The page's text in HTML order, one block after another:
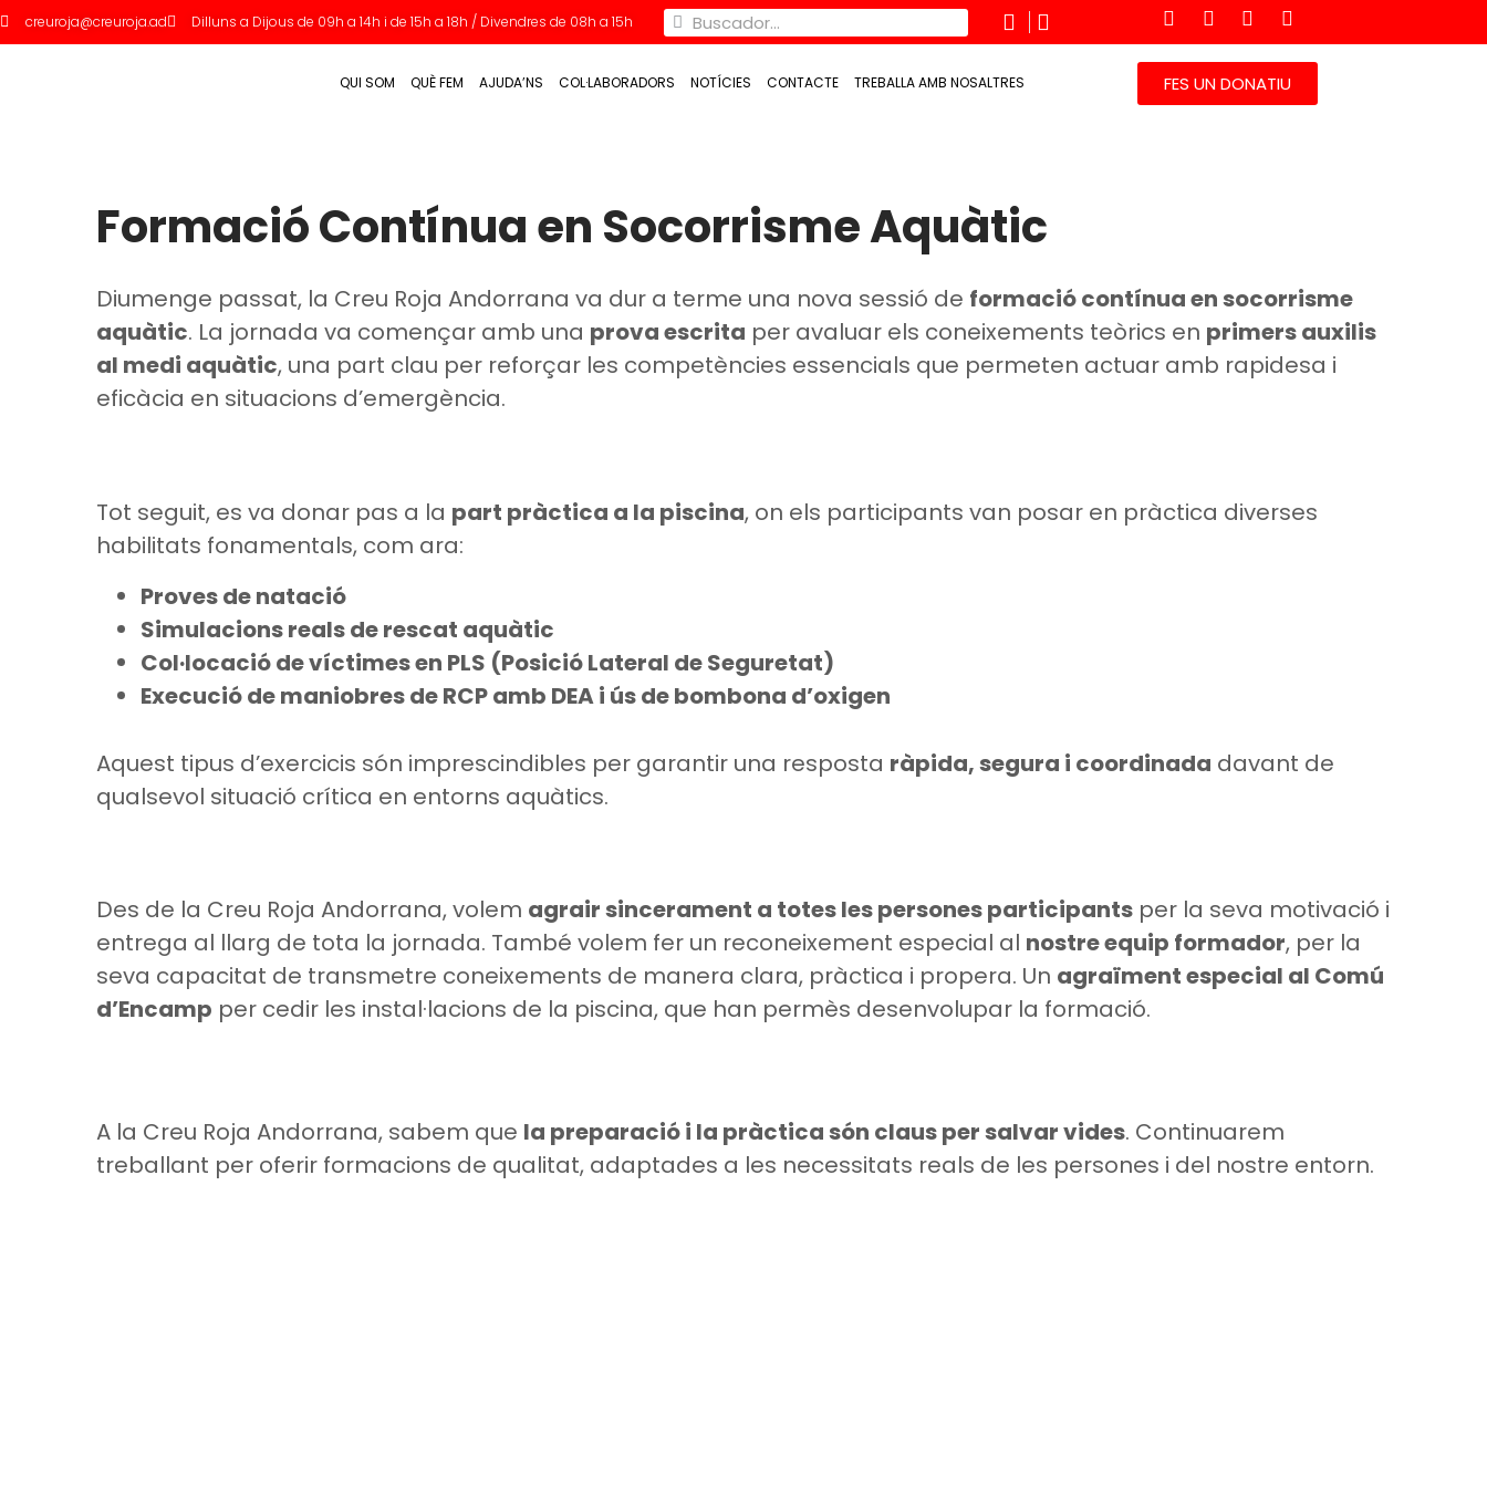
creuroja@creuroja.ad Dilluns a Dijous de 09h a 14h i de 15h a 18h / Divendres de 08h a 15h
QUI SOM QUÈ FEM AJUDA’NS COL·LABORADORS NOTÍCIES CONTACTE TREBALLA AMB NOSALTRES FES UN DONATIU
Formació Contínua en Socorrisme Aquàtic
Diumenge passat, la Creu Roja Andorrana va dur a terme una nova sessió de formació contínua en socorrisme
aquàtic. La jornada va començar amb una prova escrita per avaluar els coneixements teòrics en primers auxilis
al medi aquàtic, una part clau per reforçar les competències essencials que permeten actuar amb rapidesa i
eficàcia en situacions d’emergència.
Tot seguit, es va donar pas a la part pràctica a la piscina, on els participants van posar en pràctica diverses
habilitats fonamentals, com ara:
Proves de natació
Simulacions reals de rescat aquàtic
Col·locació de víctimes en PLS (Posició Lateral de Seguretat)
Execució de maniobres de RCP amb DEA i ús de bombona d’oxigen
Aquest tipus d’exercicis són imprescindibles per garantir una resposta ràpida, segura i coordinada davant de
qualsevol situació crítica en entorns aquàtics.
Des de la Creu Roja Andorrana, volem agrair sincerament a totes les persones participants per la seva motivació i
entrega al llarg de tota la jornada. També volem fer un reconeixement especial al nostre equip formador, per la
seva capacitat de transmetre coneixements de manera clara, pràctica i propera. Un agraïment especial al Comú
d’Encamp per cedir les instal·lacions de la piscina, que han permès desenvolupar la formació.
A la Creu Roja Andorrana, sabem que la preparació i la pràctica són claus per salvar vides. Continuarem
treballant per oferir formacions de qualitat, adaptades a les necessitats reals de les persones i del nostre entorn.